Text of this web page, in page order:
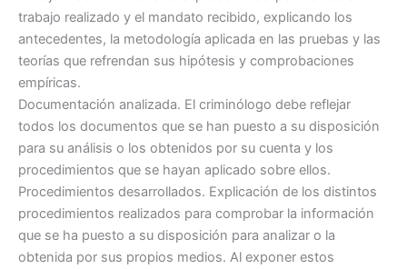
trabajo realizado y el mandato recibido, explicando los
antecedentes, la metodología aplicada en las pruebas y las
teorías que refrendan sus hipótesis y comprobaciones
empíricas.
Documentación analizada. El criminólogo debe reflejar
todos los documentos que se han puesto a su disposición
para su análisis o los obtenidos por su cuenta y los
procedimientos que se hayan aplicado sobre ellos.
Procedimientos desarrollados. Explicación de los distintos
procedimientos realizados para comprobar la información
que se ha puesto a su disposición para analizar o la
obtenida por sus propios medios. Al exponer estos